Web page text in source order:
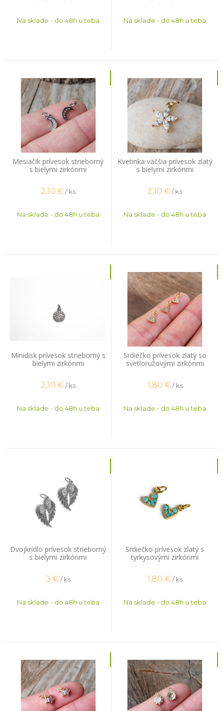
Na sklade - do 48h u teba Na sklade - do 48h u teba
Mesiačik prívesok strieborný
s bielymi zirkónmi
2,10 € / ks
Na sklade - do 48h u teba
Kvetinka väčšia prívesok zlatý
s bielymi zirkónmi
2,10 €/ ks
Na sklade - do 48h u teba
Minidisk prívesok strieborný s
bielymi zirkónmi
2,10 € / ks
Na sklade - do 48h u teba
Srdiečko prívesok zlatý so
svetloružovými zirkónmi
1,80 € / ks
Na sklade - do 48h u teba
Dvojkrídlo prívesok strieborný
s bielymi zirkónmi
3 € / ks
Na sklade - do 48h u teba
Srdiečko prívesok zlatý s
tyrkysovými zirkónmi
1,80 € / ks
Na sklade - do 48h u teba